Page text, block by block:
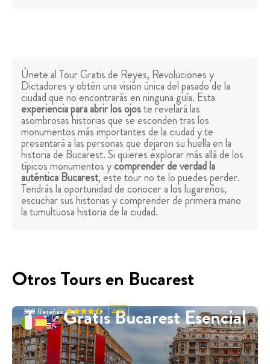
Únete al Tour Gratis de Reyes, Revoluciones y
Dictadores y obtén una visión única del pasado de la
ciudad que no encontrarás en ninguna guía. Esta
experiencia para abrir los ojoste revelará las
asombrosas historias que se esconden tras los
monumentos más importantes de la ciudad y te
presentará a las personas que dejaron su huella en la
historia de Bucarest. Si quieres explorar más allá de los
típicos monumentos ycomprender de verdad la
auténtica Bucarest, este tour no te lo puedes perder.
Tendrás la oportunidad de conocer a los lugareños,
escuchar sus historias y comprender de primera mano
la tumultuosa historia de la ciudad.
Otros Tours en Bucarest
Tour Gratis Bucarest Esencial
360 Reseñas 4.92